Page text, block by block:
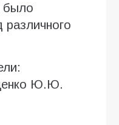
было
различного
Ю.Ю.